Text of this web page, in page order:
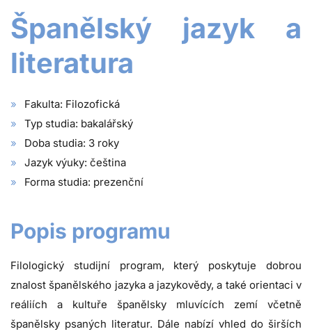
Španělský jazyk a
literatura
Fakulta: Filozofická
Typ studia: bakalářský
Doba studia: 3 roky
Jazyk výuky: čeština
Forma studia: prezenční
Popis programu
Filologický studijní program, který poskytuje dobrou
znalost španělského jazyka a jazykovědy, a také orientaci v
reáliích a kultuře španělsky mluvících zemí včetně
španělsky psaných literatur. Dále nabízí vhled do širších